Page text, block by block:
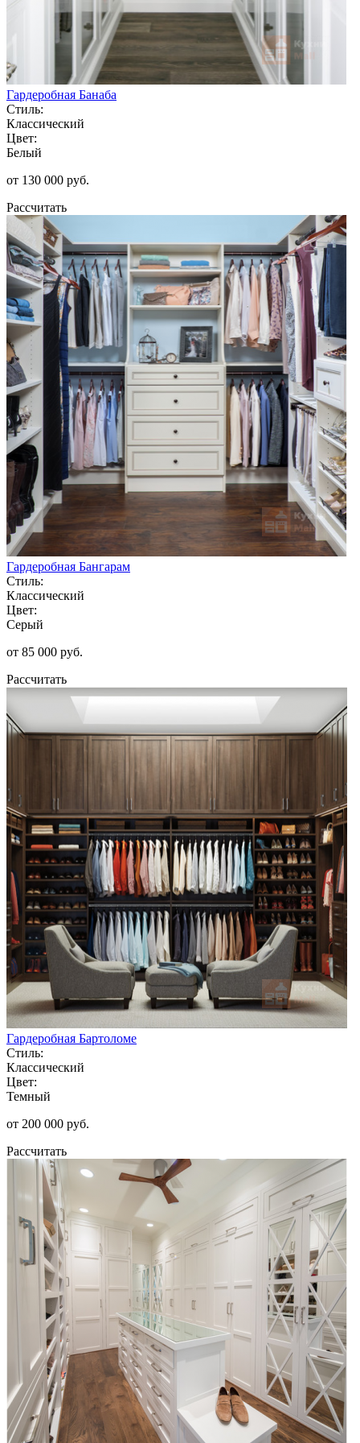
Гардеробная Банаба
Стиль:
Классический
Цвет:
Белый
от 130 000 руб.
Рассчитать
Гардеробная Бангарам
Стиль:
Классический
Цвет:
Серый
от 85 000 руб.
Рассчитать
Гардеробная Бартоломе
Стиль:
Классический
Цвет:
Темный
от 200 000 руб.
Рассчитать